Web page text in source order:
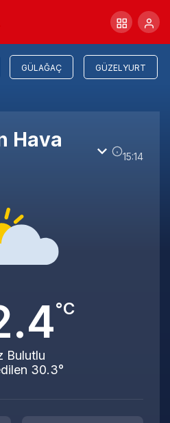
GÜLAĞAÇ GÜZELYURT
Hava
15:14
°C
Bulutlu
30.3°